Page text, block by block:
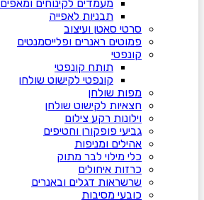
מעמדים לקינוחים ומאפים
תבניות לאפייה
סרטי סאטן ועיצוב
פמוטים ראנרים ופלייסמנטים
קונפטי
תותח קונפטי
קונפטי לקישוט שולחן
מפות שולחן
חצאיות לקישוט שולחן
וילונות רקע צילום
גביעי פופקורן וחטיפים
אהילים ומניפות
כלי מילוי לבר מתוק
כרזות איחולים
שרשראות דגלים ובאנרים
כובעי מסיבות